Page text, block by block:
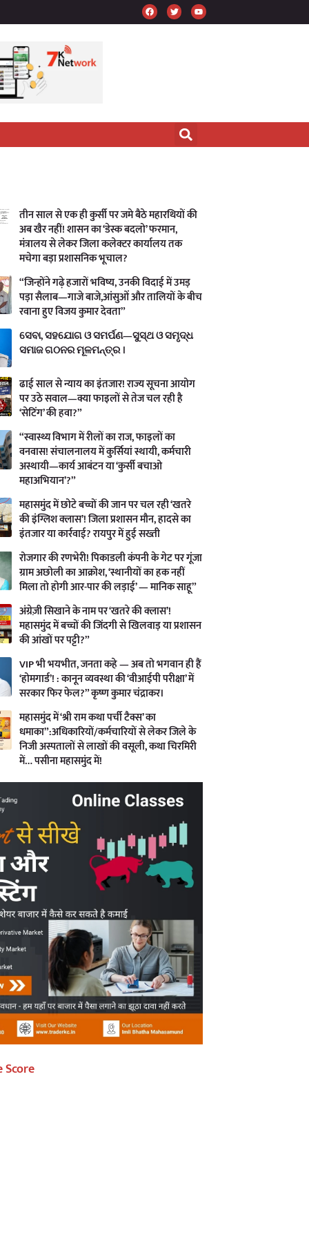
तीन साल से एक ही कुर्सी पर जमे बैठे महारथियों की
अब खैर नहीं! शासन का ‘डेस्क बदलो’ फरमान,
मंत्रालय से लेकर जिला कलेक्टर कार्यालय तक
मचेगा बड़ा प्रशासनिक भूचाल?
“जिन्होंने गढ़े हजारों भविष्य, उनकी विदाई में उमड़
पड़ा सैलाब—गाजे बाजे,आंसुओं और तालियों के बीच
रवाना हुए विजय कुमार देवता”
ସେବା, ସହଯୋଗ ଓ ସମର୍ପଣ—ସୁସ୍ଥ ଓ ସମୃଦ୍ଧ
ସମାଜ ଗଠନର ମୂଳମନ୍ତ୍ର ।
ढाई साल से न्याय का इंतजार! राज्य सूचना आयोग
पर उठे सवाल—क्या फाइलों से तेज चल रही है
‘सेटिंग’ की हवा?”
“स्वास्थ्य विभाग में रीलों का राज, फाइलों का
वनवास! संचालनालय में कुर्सियां स्थायी, कर्मचारी
अस्थायी—कार्य आबंटन या ‘कुर्सी बचाओ
महाअभियान’?”
महासमुंद में छोटे बच्चों की जान पर चल रही ‘खतरे
की इंग्लिश क्लास’! जिला प्रशासन मौन, हादसे का
इंतजार या कार्रवाई? रायपुर में हुई सख्ती
रोजगार की रणभेरी! पिकाडली कंपनी के गेट पर गूंजा
ग्राम अछोली का आक्रोश, ‘स्थानीयों का हक नहीं
मिला तो होगी आर-पार की लड़ाई’ — मानिक साहू”
अंग्रेज़ी सिखाने के नाम पर ‘खतरे की क्लास’!
महासमुंद में बच्चों की जिंदगी से खिलवाड़ या प्रशासन
की आंखों पर पट्टी?”
VIP भी भयभीत, जनता कहे — अब तो भगवान ही हैं
‘होमगार्ड’! : कानून व्यवस्था की ‘वीआईपी परीक्षा’ में
सरकार फिर फेल?” कृष्ण कुमार चंद्राकर।
महासमुंद में ‘श्री राम कथा पर्ची टैक्स’ का
धमाका”:अधिकारियों/कर्मचारियों से लेकर जिले के
निजी अस्पतालों से लाखों की वसूली, कथा चिरमिरी
में… पसीना महासमुंद में!
Score